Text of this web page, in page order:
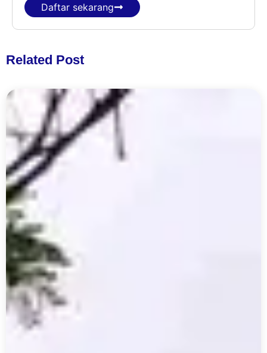
Daftar sekarang
Related Post